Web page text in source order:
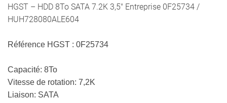
HGST – HDD 8To SATA 7.2K 3,5″ Entreprise 0F25734 /
HUH728080ALE604
Référence HGST : 0F25734
Capacité: 8To
Vitesse de rotation: 7,2K
Liaison: SATA